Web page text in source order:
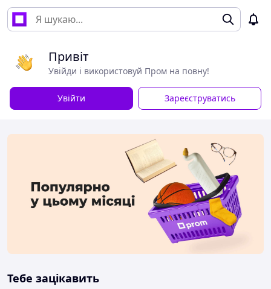
Привіт
Увійди і використовуй Пром на повну!
Увійти Зареєструватись
Тебе зацікавить